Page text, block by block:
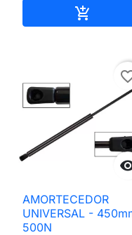

AMORTECEDOR
UNIVERSAL -
500N